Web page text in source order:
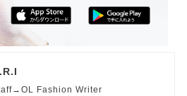
Fashion Writer